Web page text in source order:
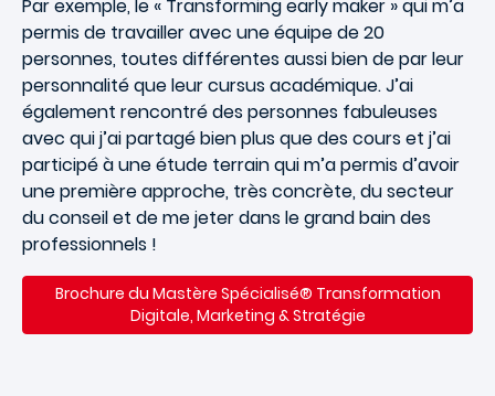
Par exemple, le « Transforming early maker » qui m’a
permis de travailler avec une équipe de 20
personnes, toutes différentes aussi bien de par leur
personnalité que leur cursus académique. J’ai
également rencontré des personnes fabuleuses
avec qui j’ai partagé bien plus que des cours et j’ai
participé à une étude terrain qui m’a permis d’avoir
une première approche, très concrète, du secteur
du conseil et de me jeter dans le grand bain des
professionnels !
Brochure du Mastère Spécialisé® Transformation
Digitale, Marketing & Stratégie